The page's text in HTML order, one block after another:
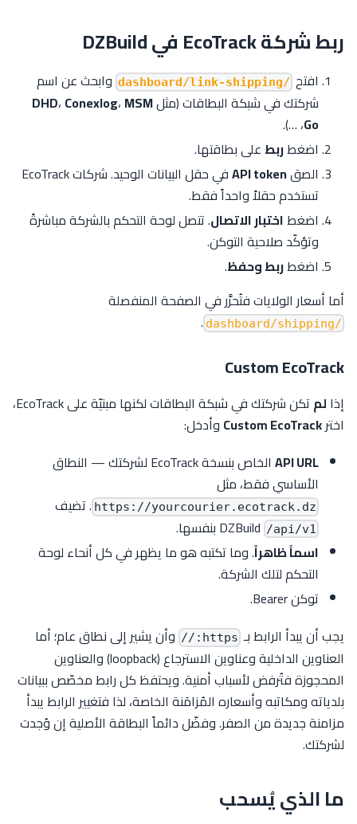
ربط شركة EcoTrack في DZBuild
افتح /dashboard/link-shipping
وابحث عن اسم
شركتك في شبكة البطاقات (مثل
DHD، Conexlog، MSM
Go، …).
اضغطربط على بطاقتها.
الصقAPI token
في حقل البيانات الوحيد. شركات EcoTrack
تستخدم حقلاً واحداً فقط.
اضغطاختبار الاتصال. تتصل لوحة التحكم بالشركة مباشرةً
وتؤكّد صلاحية التوكن.
اضغطربط وحفظ.
أما أسعار الولايات فتُحرَّر في الصفحة المنفصلة
/dashboard/shipping
.
Custom EcoTrack
إذا لم
تكن شركتك في شبكة البطاقات لكنها مبنيّة على EcoTrack،
اخترCustom EcoTrack وأدخل:
API URL
الخاص بنسخة EcoTrack لشركتك — النطاق
الأساسي فقط، مثل
https://yourcourier.ecotrack.dz . تضيف
DZBuild /api/v1
بنفسها.
اسماً ظاهراً. وما تكتبه هو ما يظهر في كل أنحاء لوحة
التحكم لتلك الشركة.
توكن Bearer.
يجب أن يبدأ الرابط بـ https://
وأن يشير إلى نطاق عام؛ أما
العناوين الداخلية وعناوين الاسترجاع (loopback) والعناوين
المحجوزة فتُرفض لأسباب أمنية. ويحتفظ كل رابط مخصّص ببيانات
بلدياته ومكاتبه وأسعاره المُزامَنة الخاصة، لذا فتغيير الرابط يبدأ
مزامنة جديدة من الصفر. وفضّل دائماً البطاقة الأصلية إن وُجدت
لشركتك.
ما الذي يُسحب